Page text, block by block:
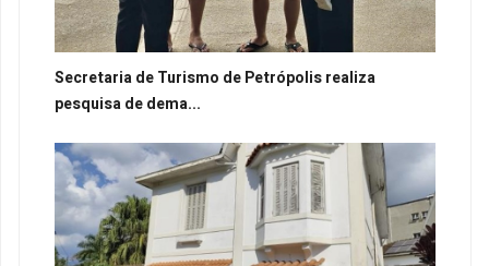
Secretaria de Turismo de Petrópolis realiza
pesquisa de dema...